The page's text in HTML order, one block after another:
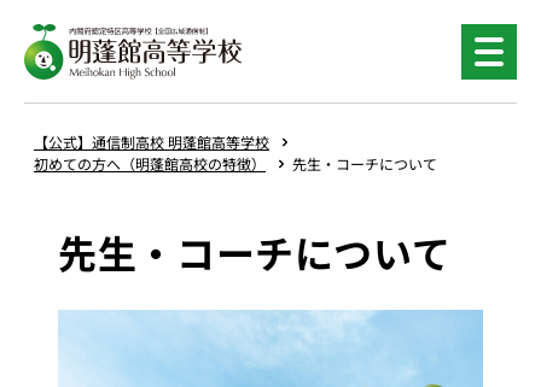
容
を
ス
【公式】通信制高校 明蓬館高等学校
初めての方へ（明蓬館高校の特徴）
先生・コーチについて
先生・コーチについて